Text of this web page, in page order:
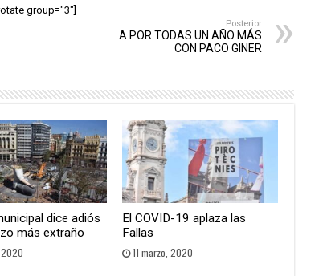
group="3"]
Posterior
A POR TODAS UN AÑO MÁS
CON PACO GINER
dice adiós
más extraño
2020
El COVID-19 aplaza las
Fallas
11 marzo, 2020